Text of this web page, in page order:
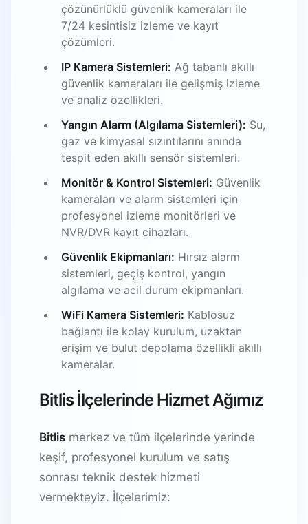
çözünürlüklü güvenlik kameraları ile
7/24 kesintisiz izleme ve kayıt
çözümleri.
IP Kamera Sistemleri: Ağ tabanlı akıllı
güvenlik kameraları ile gelişmiş izleme
ve analiz özellikleri.
Yangın Alarm (Algılama Sistemleri): Su,
gaz ve kimyasal sızıntılarını anında
tespit eden akıllı sensör sistemleri.
Monitör & Kontrol Sistemleri: Güvenlik
kameraları ve alarm sistemleri için
profesyonel izleme monitörleri ve
NVR/DVR kayıt cihazları.
Güvenlik Ekipmanları: Hırsız alarm
sistemleri, geçiş kontrol, yangın
algılama ve acil durum ekipmanları.
WiFi Kamera Sistemleri: Kablosuz
bağlantı ile kolay kurulum, uzaktan
erişim ve bulut depolama özellikli akıllı
kameralar.
Bitlis İlçelerinde Hizmet Ağımız
Bitlis merkez ve tüm ilçelerinde yerinde
keşif, profesyonel kurulum ve satış
sonrası teknik destek hizmeti
vermekteyiz. İlçelerimiz: